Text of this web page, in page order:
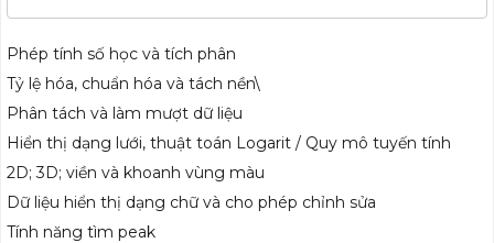
Phép tính số học và tích phân
Tỷ lệ hóa, chuẩn hóa và tách nền\
Phân tách và làm mượt dữ liệu
Hiển thị dạng lưới, thuật toán Logarit / Quy mô tuyến tính
2D; 3D; viền và khoanh vùng màu
Dữ liệu hiển thị dạng chữ và cho phép chỉnh sửa
Tính năng tìm peak